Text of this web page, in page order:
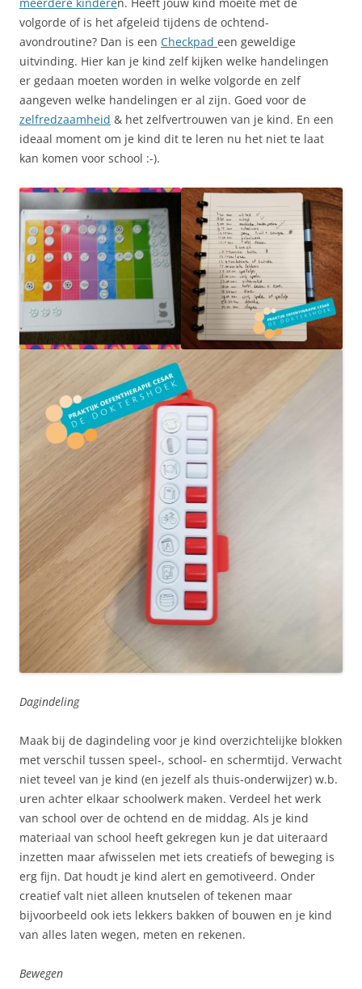
volgorde of is het afgeleid tijdens de ochtend-
avondroutine? Dan is een Checkpad een geweldige
uitvinding. Hier kan je kind zelf kijken welke handelingen
er gedaan moeten worden in welke volgorde en zelf
aangeven welke handelingen er al zijn. Goed voor de
zelfredzaamheid & het zelfvertrouwen van je kind. En een
ideaal moment om je kind dit te leren nu het niet te laat
kan komen voor school :-).
Dagindeling
Maak bij de dagindeling voor je kind overzichtelijke blokken
met verschil tussen speel-, school- en schermtijd. Verwacht
niet teveel van je kind (en jezelf als thuis-onderwijzer) w.b.
uren achter elkaar schoolwerk maken. Verdeel het werk
van school over de ochtend en de middag. Als je kind
materiaal van school heeft gekregen kun je dat uiteraard
inzetten maar afwisselen met iets creatiefs of beweging is
erg fijn. Dat houdt je kind alert en gemotiveerd. Onder
creatief valt niet alleen knutselen of tekenen maar
bijvoorbeeld ook iets lekkers bakken of bouwen en je kind
van alles laten wegen, meten en rekenen.
Bewegen